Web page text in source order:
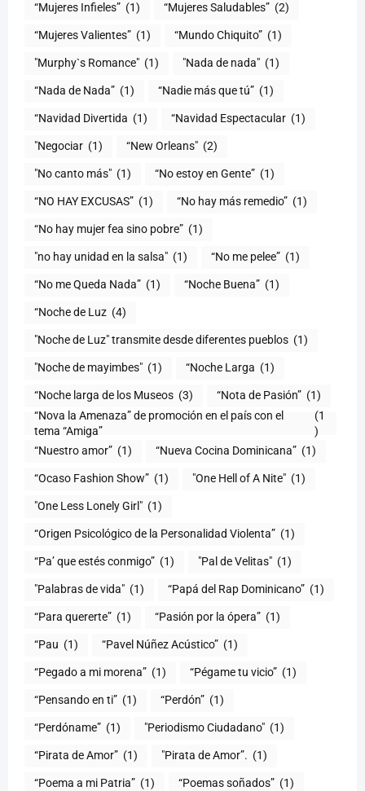
“Mujeres Infieles” (1) “Mujeres Saludables” (2)
“Mujeres Valientes” (1) “Mundo Chiquito” (1)
"Murphy`s Romance" (1) "Nada de nada" (1)
“Nada de Nada” (1) “Nadie más que tú” (1)
“Navidad Divertida (1) “Navidad Espectacular (1)
"Negociar (1) “New Orleans" (2)
"No canto más" (1) “No estoy en Gente” (1)
“NO HAY EXCUSAS” (1) “No hay más remedio” (1)
“No hay mujer fea sino pobre” (1)
"no hay unidad en la salsa" (1) (1)
“No me Queda Nada” (1) “Noche Buena” (1)
“Noche de Luz (4)
"Noche de Luz" transmite desde diferentes pueblos (1)
(1) “Noche Larga (1)
“Noche larga de los Museos (3)
(1)
“Nova la Amenaza” de promoción en el país con el
tema “Amiga”
(1
)
“Nuestro amor” (1) “Nueva Cocina Dominicana” (1)
“Ocaso Fashion Show” (1) "One Hell of A Nite" (1)
"One Less Lonely Girl" (1)
“Origen Psicológico de la Personalidad Violenta” (1)
“Pa’ que estés conmigo” (1) "Pal de Velitas" (1)
"Palabras de vida" (1) “Papá del Rap Dominicano” (1)
“Para quererte” (1) “Pasión por la ópera” (1)
“Pau (1) “Pavel Núñez Acústico” (1)
“Pegado a mi morena” (1) “Pégame tu vicio” (1)
“Pensando en ti” (1) “Perdón” (1)
“Perdóname” (1) "Periodismo Ciudadano" (1)
“Pirata de Amor” (1) "Pirata de Amor”. (1)
“Poema a mi Patria” (1) “Poemas soñados” (1)